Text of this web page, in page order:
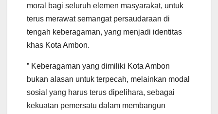
moral bagi seluruh elemen masyarakat, untuk
terus merawat semangat persaudaraan di
tengah keberagaman, yang menjadi identitas
khas Kota Ambon.
” Keberagaman yang dimiliki Kota Ambon
bukan alasan untuk terpecah, melainkan modal
sosial yang harus terus dipelihara, sebagai
kekuatan pemersatu dalam membangun